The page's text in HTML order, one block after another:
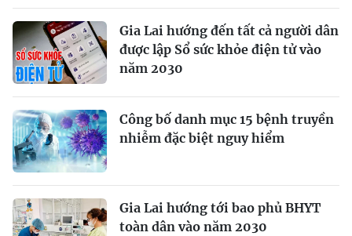
Gia Lai hướng đến tất cả người dân
được lập Sổ sức khỏe điện tử vào
năm 2030
Công bố danh mục 15 bệnh truyền
nhiễm đặc biệt nguy hiểm
Gia Lai hướng tới bao phủ BHYT
toàn dân vào năm 2030